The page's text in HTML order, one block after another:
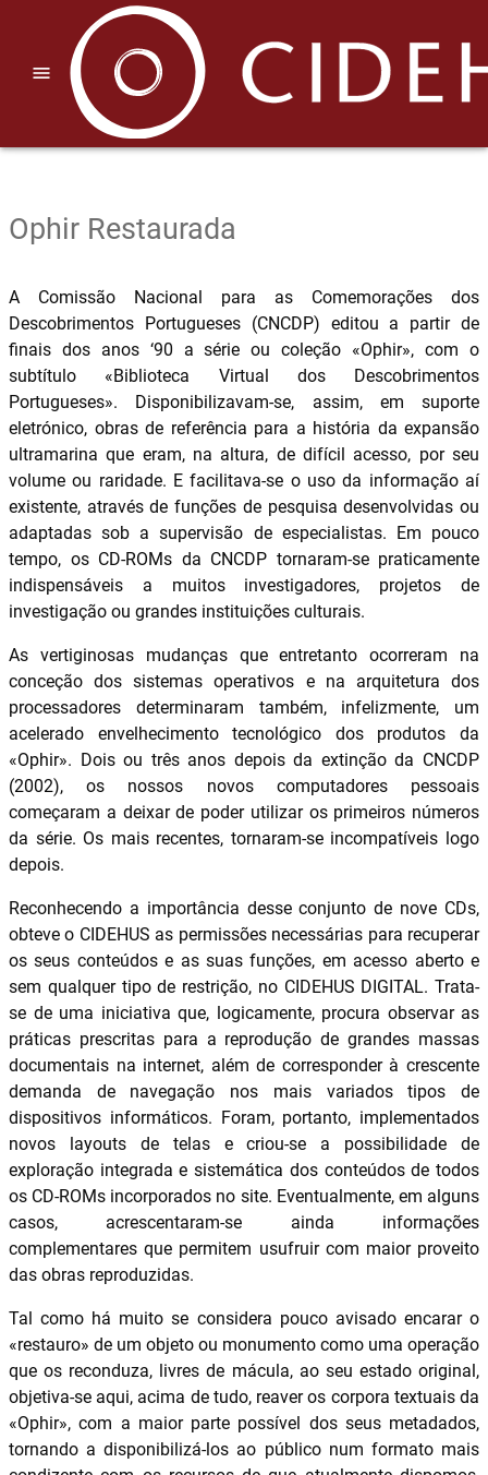
menu
Ophir Restaurada
A Comissão Nacional para as Comemorações dos
Descobrimentos Portugueses (CNCDP) editou a partir de
finais dos anos ‘90 a série ou coleção «Ophir», com o
subtítulo «Biblioteca Virtual dos Descobrimentos
Portugueses». Disponibilizavam-se, assim, em suporte
eletrónico, obras de referência para a história da expansão
ultramarina que eram, na altura, de difícil acesso, por seu
volume ou raridade. E facilitava-se o uso da informação aí
existente, através de funções de pesquisa desenvolvidas ou
adaptadas sob a supervisão de especialistas. Em pouco
tempo, os CD-ROMs da CNCDP tornaram-se praticamente
indispensáveis a muitos investigadores, projetos de
investigação ou grandes instituições culturais.
As vertiginosas mudanças que entretanto ocorreram na
conceção dos sistemas operativos e na arquitetura dos
processadores determinaram também, infelizmente, um
acelerado envelhecimento tecnológico dos produtos da
«Ophir». Dois ou três anos depois da extinção da CNCDP
(2002), os nossos novos computadores pessoais
começaram a deixar de poder utilizar os primeiros números
da série. Os mais recentes, tornaram-se incompatíveis logo
depois.
Reconhecendo a importância desse conjunto de nove CDs,
obteve o CIDEHUS as permissões necessárias para recuperar
os seus conteúdos e as suas funções, em acesso aberto e
sem qualquer tipo de restrição, no CIDEHUS DIGITAL. Trata-
se de uma iniciativa que, logicamente, procura observar as
práticas prescritas para a reprodução de grandes massas
documentais na internet, além de corresponder à crescente
demanda de navegação nos mais variados tipos de
dispositivos informáticos. Foram, portanto, implementados
novos layouts de telas e criou-se a possibilidade de
exploração integrada e sistemática dos conteúdos de todos
os CD-ROMs incorporados no site. Eventualmente, em alguns
casos, acrescentaram-se ainda informações
complementares que permitem usufruir com maior proveito
das obras reproduzidas.
Tal como há muito se considera pouco avisado encarar o
«restauro» de um objeto ou monumento como uma operação
que os reconduza, livres de mácula, ao seu estado original,
objetiva-se aqui, acima de tudo, reaver os corpora textuais da
«Ophir», com a maior parte possível dos seus metadados,
tornando a disponibilizá-los ao público num formato mais